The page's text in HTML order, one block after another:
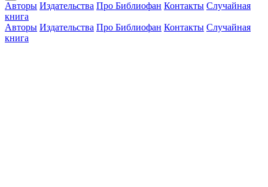
Авторы Издательства Про Библиофан Контакты Случайная
книга
Авторы Издательства Про Библиофан Контакты Случайная
книга